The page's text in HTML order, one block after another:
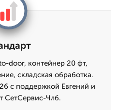
door, контейнер 20 фт,
складская обработка.
с поддержкой Евгений и
СетСервис-Члб.